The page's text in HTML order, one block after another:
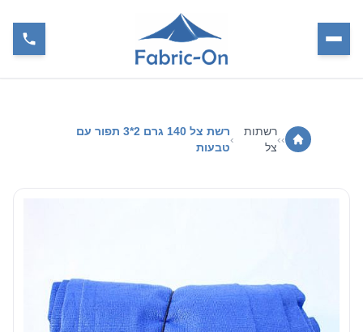
›
›
רשתות
צל
›
רשת צל 140 גרם 2*3 תפור עם
טבעות